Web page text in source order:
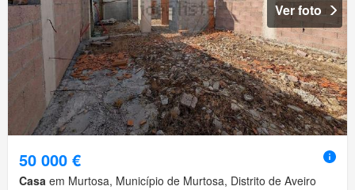
Ver foto
50 000 €
Casa em Murtosa, Município de Murtosa, Distrito de Aveiro